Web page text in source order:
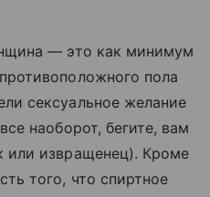
— это как минимум
пола
сексуальное желание
наоборот, бегите, вам
или извращенец). Кроме
того, что спиртное